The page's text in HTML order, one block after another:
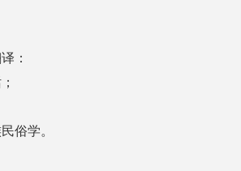
：
俗学。